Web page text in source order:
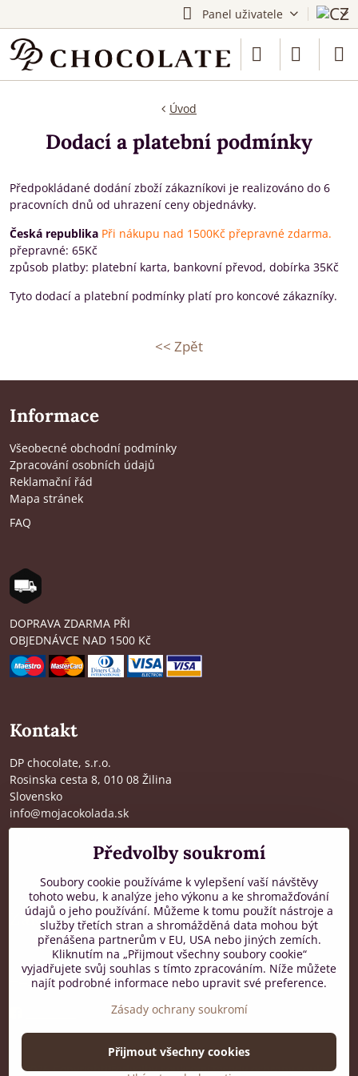
Panel uživatele
Úvod
Dodací a platební podmínky
Předpokládané dodání zboží zákazníkovi je realizováno do 6
pracovních dnů od uhrazení ceny objednávky.
Česká republika Při nákupu nad 1500Kč přepravné zdarma.
přepravné: 65Kč
způsob platby: platební karta, bankovní převod, dobírka 35Kč
Tyto dodací a platební podmínky platí pro koncové zákazníky.
<< Zpět
Informace
Všeobecné obchodní podmínky
Zpracování osobních údajů
Reklamační řád
Mapa stránek
FAQ
DOPRAVA ZDARMA PŘI
OBJEDNÁVCE NAD 1500 Kč
Kontakt
DP chocolate, s.r.o.
Rosinska cesta 8, 010 08 Žilina
Slovensko
info@mojacokolada.sk
Kde nás najdete
Zákaznická podpora
od 8:00 do 16:00, PO-PÁ
+421 917 436 795
©2026CopyrightPředvolby soukromíZásady ochrany soukromí
Předvolby soukromí
Soubory cookie používáme k vylepšení vaší návštěvy
tohoto webu, k analýze jeho výkonu a ke shromažďování
údajů o jeho používání. Můžeme k tomu použít nástroje a
služby třetích stran a shromážděná data mohou být
přenášena partnerům v EU, USA nebo jiných zemích.
Kliknutím na „Přijmout všechny soubory cookie“
vyjadřujete svůj souhlas s tímto zpracováním. Níže můžete
najít podrobné informace nebo upravit své preference.
Zásady ochrany soukromí
Přijmout všechny cookies